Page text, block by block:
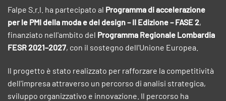
Falpe S.r.l. ha partecipato al Programma di accelerazione
per le PMI della moda e del design – II Edizione – FASE 2,
finanziato nell'ambito del Programma Regionale Lombardia
FESR 2021–2027, con il sostegno dell'Unione Europea.
Il progetto è stato realizzato per rafforzare la competitività
dell'impresa attraverso un percorso di analisi strategica,
sviluppo organizzativo e innovazione. Il percorso ha